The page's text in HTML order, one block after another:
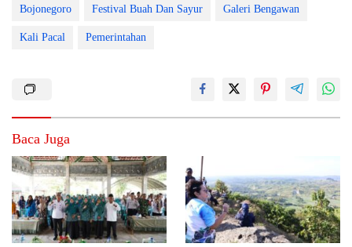
Bojonegoro Festival Buah Dan Sayur Galeri Bengawan
Kali Pacal Pemerintahan
Baca Juga